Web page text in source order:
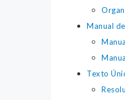
Manual
Texto